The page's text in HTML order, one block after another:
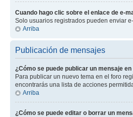
Cuando hago clic sobre el enlace de e-
Solo usuarios registrados pueden enviar
Arriba
Publicación de mensajes
¿Cómo se puede publicar un mensaje
Para publicar un nuevo tema en el foro
encontrarás una lista de acciones
Arriba
¿Cómo se puede editar o borrar un